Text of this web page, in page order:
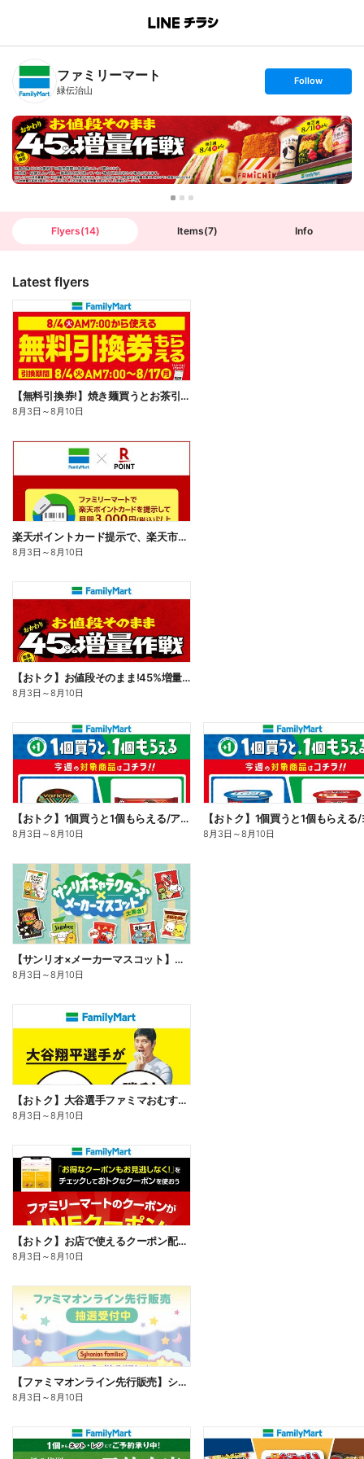
B
n
T
ファミリーマート
緑伝治山
s
t
o
l
l
o
w
Follow
Flyers(14) Items(7) Info
Latest flyers
【無料引換券!】焼き麺買うとお茶引換券貰える!
8月3日 ～8月10日
楽天ポイントカード提示で、楽天市場でのお買い物がおトクに!
8月3日 ～8月10日
【おトク】お値段そのまま!45%増量作戦!
8月3日 ～8月10日
【おトク】1個買うと1個もらえる/アイス
8月3日 ～8月10日 8月3日 ～8月10日
【サンリオ×メーカーマスコット】オリジナルグッズ貰える!
8月3日 ～8月10日
【おトク】大谷選手ファミマおむすび割
8月3日 ～8月10日
【おトク】お店で使えるクーポン配信中
8月3日 ～8月10日
【ファミマオンライン先行販売】シルバニアファミリー
8月3日 ～8月10日